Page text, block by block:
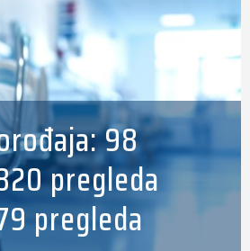
98
pregleda
pregleda